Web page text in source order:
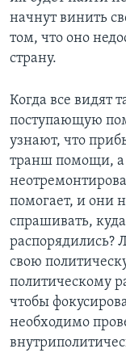
начнут винить
том, что оно
страну.
Когда все видят
поступающую
узнают, что
транш помощи, а
помогает, и они
спрашивать,
распорядились?
свою
политическому
чтобы
необходимо